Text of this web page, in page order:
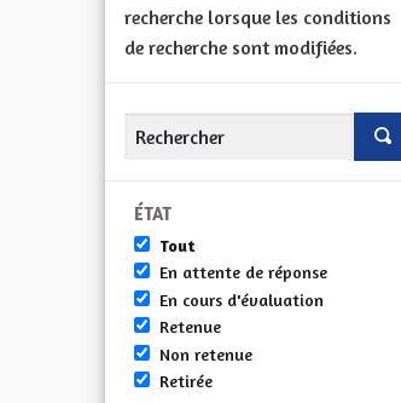
recherche lorsque les conditions
de recherche sont modifiées.
ÉTAT
Tout
En attente de réponse
En cours d'évaluation
Retenue
Non retenue
Retirée